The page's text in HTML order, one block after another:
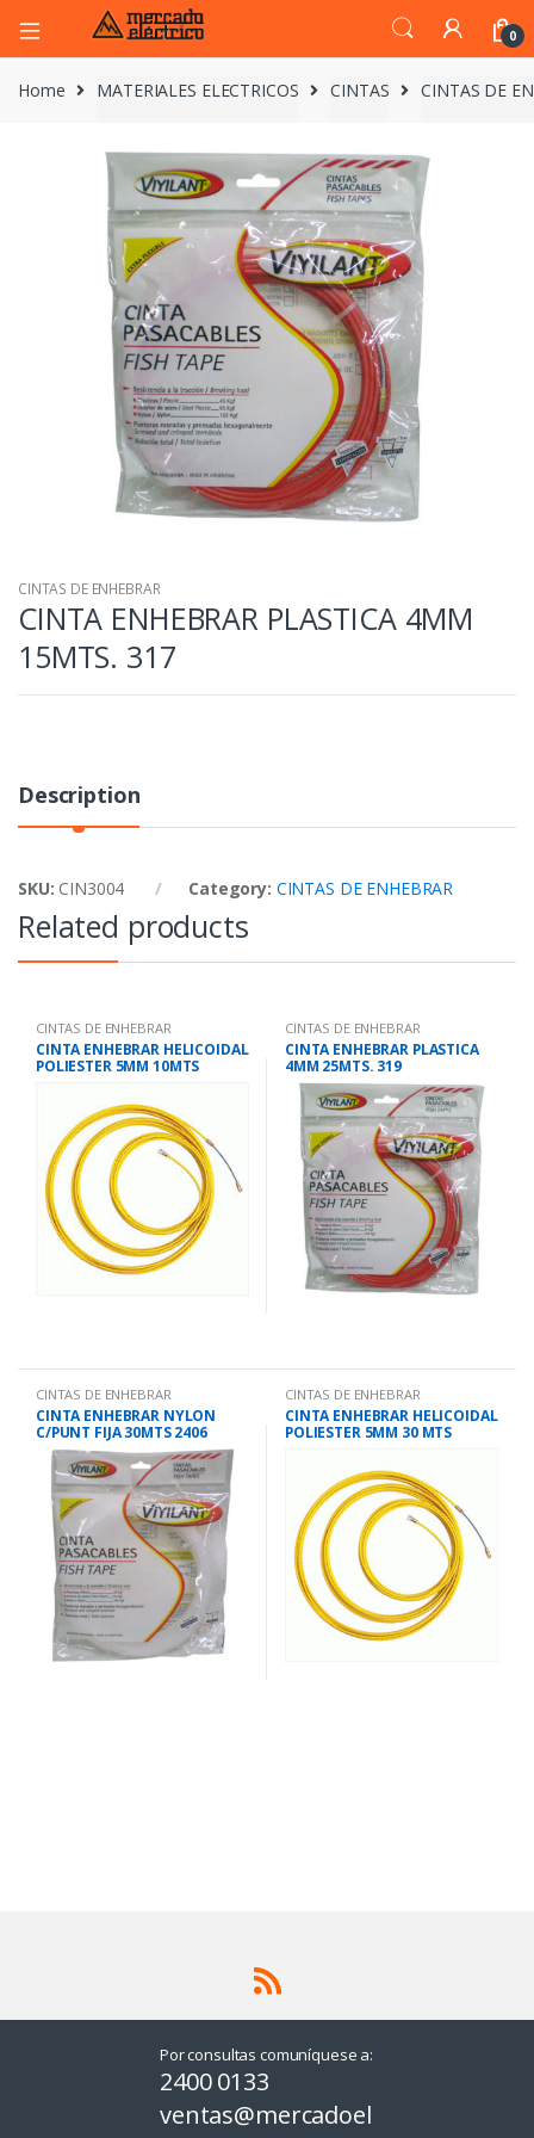
0
Home MATERIALES ELECTRICOS CINTAS CINTAS DE
CINTAS DE ENHEBRAR
CINTA ENHEBRAR PLASTICA 4MM
15MTS. 317
Description
SKU: CIN3004 Category: CINTAS DE ENHEBRAR
Related products
CINTAS DE ENHEBRAR
CINTA ENHEBRAR HELICOIDAL
POLIESTER 5MM 10MTS
CINTAS DE ENHEBRAR
CINTA ENHEBRAR PLASTICA
4MM 25MTS. 319
CINTAS DE ENHEBRAR
CINTA ENHEBRAR NYLON
C/PUNT FIJA 30MTS 2406
CINTAS DE ENHEBRAR
CINTA ENHEBRAR HELICOIDAL
POLIESTER 5MM 30 MTS
Por consultas comuníquese a:
2400 0133
ventas@mercadoel